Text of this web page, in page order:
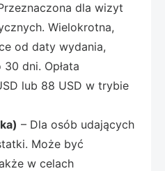
dla wizyt
Wielokrotna,
od daty wydania,
dni. Opłata
lub 88 USD w trybie
– Dla osób udających
Może być
w celach